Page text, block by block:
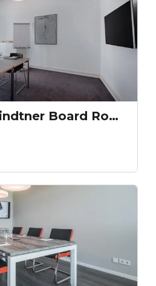
Privathotel Lindtner Board Room 2